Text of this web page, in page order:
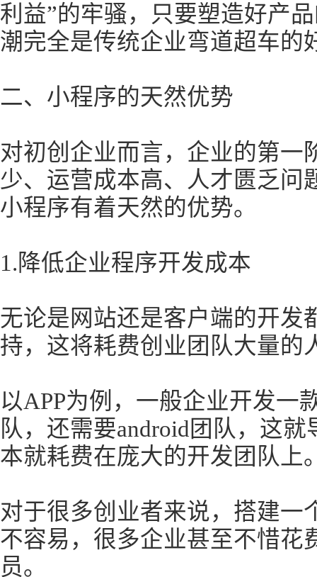
利益”的牢骚，只要塑造好产
潮完全是传统企业弯道超车的
二、小程序的天然优势
对初创企业而言，企业的第一
少、运营成本高、人才匮乏问
小程序有着天然的优势。
1.降低企业程序开发成本
无论是网站还是客户端的开发
持，这将耗费创业团队大量的
以APP为例，一般企业开发一
队，还需要android团队，这
本就耗费在庞大的开发团队上
对于很多创业者来说，搭建一
不容易，很多企业甚至不惜花
员。